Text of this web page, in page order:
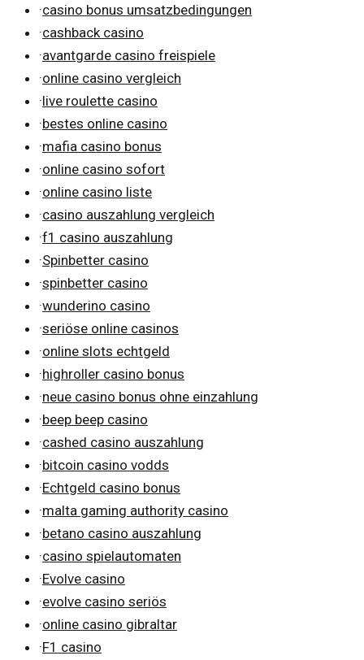
·casino bonus umsatzbedingungen
·cashback casino
·avantgarde casino freispiele
·online casino vergleich
·live roulette casino
·bestes online casino
·mafia casino bonus
·online casino sofort
·online casino liste
·casino auszahlung vergleich
·f1 casino auszahlung
·Spinbetter casino
·spinbetter casino
·wunderino casino
·seriöse online casinos
·online slots echtgeld
·highroller casino bonus
·neue casino bonus ohne einzahlung
·beep beep casino
·cashed casino auszahlung
·bitcoin casino vodds
·Echtgeld casino bonus
·malta gaming authority casino
·betano casino auszahlung
·casino spielautomaten
·Evolve casino
·evolve casino seriös
·online casino gibraltar
·F1 casino